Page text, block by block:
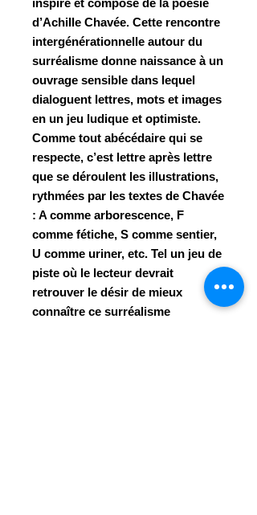
d’Achille Chavée. Cette rencontre
intergénérationnelle autour du
surréalisme donne naissance à un
ouvrage sensible dans lequel
dialoguent lettres, mots et images
en un jeu ludique et optimiste.
Comme tout abécédaire qui se
respecte, c’est lettre après lettre
que se déroulent les illustrations,
rythmées par les textes de Chavée
: A comme arborescence, F
comme fétiche, S comme sentier,
U comme uriner, etc. Tel un jeu de
piste où le lecteur devrait
retrouver le désir de mieux
connaître ce surréalisme